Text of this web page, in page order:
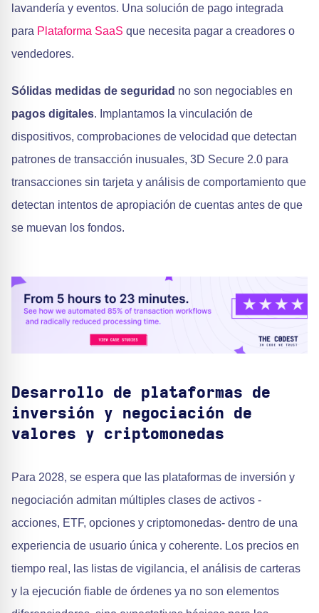
lavandería y eventos. Una solución de pago integrada
para Plataforma SaaS que necesita pagar a creadores o
vendedores.
Sólidas medidas de seguridad no son negociables en
pagos digitales. Implantamos la vinculación de
dispositivos, comprobaciones de velocidad que detectan
patrones de transacción inusuales, 3D Secure 2.0 para
transacciones sin tarjeta y análisis de comportamiento que
detectan intentos de apropiación de cuentas antes de que
se muevan los fondos.
Desarrollo de plataformas de
inversión y negociación de
valores y criptomonedas
Para 2028, se espera que las plataformas de inversión y
negociación admitan múltiples clases de activos -
acciones, ETF, opciones y criptomonedas- dentro de una
experiencia de usuario única y coherente. Los precios en
tiempo real, las listas de vigilancia, el análisis de carteras
y la ejecución fiable de órdenes ya no son elementos